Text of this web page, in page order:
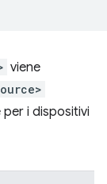
viene
i dispositivi